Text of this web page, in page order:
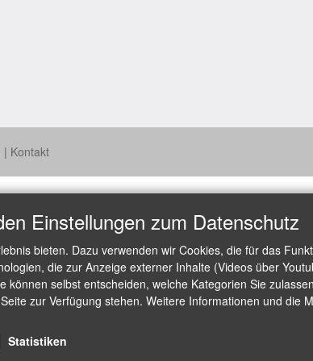
Kontakt
Einstellungen zum Datenschutz
bieten. Dazu verwenden wir Cookies, die für das
die zur Anzeige externer Inhalte (Videos über
können selbst entscheiden, welche Kategorien Sie
zur Verfügung stehen. Weitere Informationen und die
Statistiken